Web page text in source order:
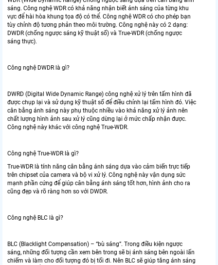
sáng. Công nghệ WDR có khả năng nhận biết ánh sáng của từng khu
vực để hài hòa khung tọa độ có thể. Công nghệ WDR có cho phép bạn
tùy chỉnh độ tương phản theo môi trường. Công nghệ này có 2 dạng:
DWDR (chống ngược sáng kỹ thuật số) và True-WDR (chống ngược
sáng thực).
Công nghệ DWDR là gì?
DWRD (Digital Wide Dynamic Range) công nghệ xử lý trên tấm hình đã
được chụp lại và sử dụng kỹ thuật số để điều chỉnh lại tấm hình đó. Việc
cân bằng ánh sáng này phụ thuộc nhiều vào khả năng xử lý ảnh nên
chất lượng hình ảnh sau xử lý cũng dừng lại ở mức chấp nhận được.
Công nghệ này khác với công nghệ True-WDR.
Công nghệ True-WDR là gì?
True-WDR là tính năng cân bằng ánh sáng dựa vào cảm biến trực tiếp
trên chipset của camera và bộ vi xử lý. Công nghệ này vận dụng sức
mạnh phần cứng để giúp cân bằng ánh sáng tốt hơn, hình ảnh cho ra
cũng đẹp và rõ ràng hơn so với DWDR.
Công nghệ BLC là gì?
BLC (Blacklight Compensation) – “bù sáng”. Trong điều kiện ngược
sáng, những đối tượng cần xem bên trong sẽ bị ánh sáng bên ngoài lấn
chiếm và làm cho đối tượng đó bị tối đi. Nên BLC sẽ giúp tăng ánh sáng